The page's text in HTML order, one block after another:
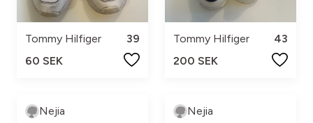
Tommy Hilfiger
39
60 SEK
Tommy Hilfiger
43
200 SEK
Nejia Nejia